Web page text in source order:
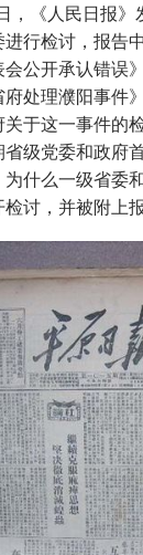
，《人民日报
行检讨，报告
公开承认错误
处理濮阳事件
关于这一事件的
级党委和政府
什么一级省委
讨，并被附上